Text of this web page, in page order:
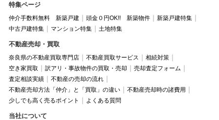
特集ページ
仲介手数料無料 新築戸建 頭金０円OK!! 新築物件
新築戸建特集
中古戸建特集
マンション特集 土地特集
不動産売却・買取
奈良県の不動産買取専門店 不動産買取サービス
相続対策
空き家買取
訳アリ・事故物件の買取・売却
売却査定フォーム
査定相談実績
不動産の売却の流れ
不動産売却方法「仲介」と「買取」の違い
不動産売却時の諸費用
少しでも高く売るポイント
よくある質問
当社について